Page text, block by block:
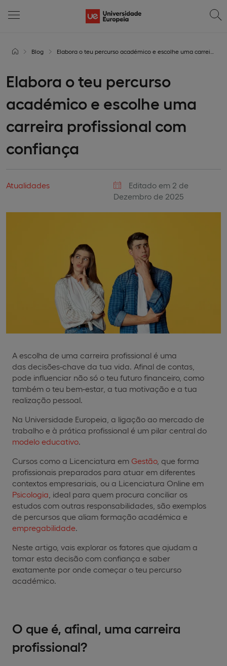
Blog Elabora o teu percurso académico e escolhe uma carreira profissional com confiança
Elabora o teu percurso
académico e escolhe uma
carreira profissional com
confiança
Atualidades
Editado em 2 de
Dezembro de 2025
A escolha de uma carreira profissional é uma
das decisões-chave da tua vida. Afinal de contas,
pode influenciar não só o teu futuro financeiro, como
também o teu bem-estar, a tua motivação e a tua
realização pessoal.
Na Universidade Europeia, a ligação ao mercado de
trabalho e à prática profissional é um pilar central do
modelo educativo
Cursos como a Licenciatura em Gestão, que forma
profissionais preparados para atuar em diferentes
contextos empresariais, ou a Licenciatura Online em
Psicologia , ideal para quem procura conciliar os
estudos com outras responsabilidades, são exemplos
de percursos que aliam formação académica e
empregabilidade
Neste artigo, vais explorar os fatores que ajudam a
tomar esta decisão com confiança e saber
exatamente por onde começar o teu percurso
académico.
O que é, afinal, uma carreira
profissional?